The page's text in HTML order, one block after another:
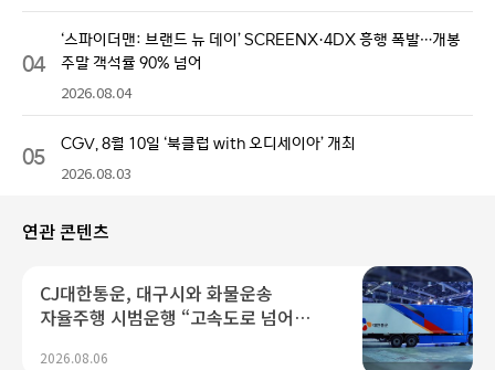
04
‘스파이더맨: 브랜드 뉴 데이’ SCREENX·4DX 흥행 폭발…개봉
주말 객석률 90% 넘어
2026.08.04
05 CGV, 8월 10일 ‘북클럽 with 오디세이아’ 개최
2026.08.03
연관 콘텐츠
CJ대한통운, 대구시와 화물운송
자율주행 시범운행 “고속도로 넘어
2026.08.06